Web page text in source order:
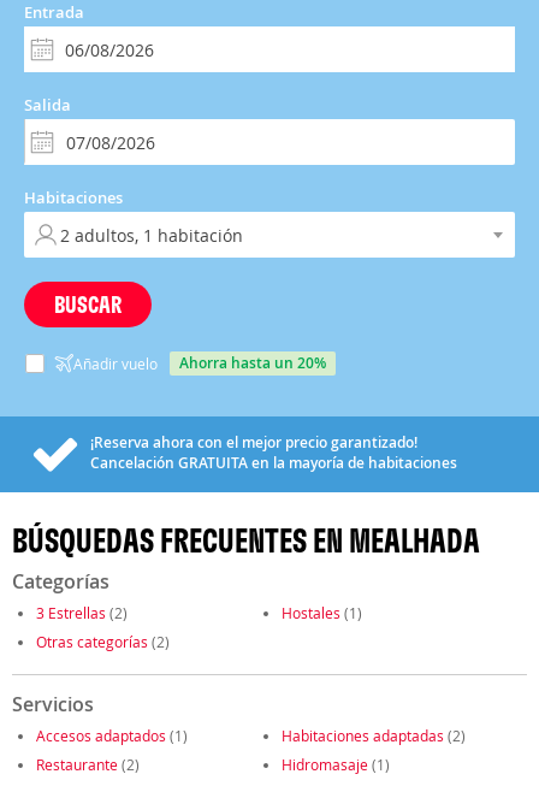
Entrada
Salida
Habitaciones
BUSCAR
Añadir vuelo ahorra hasta un 20%
¡Reserva ahora con el mejor precio garantizado!
Cancelación GRATUITAen la mayoría de habitaciones
BÚSQUEDAS FRECUENTES EN MEALHADA
Categorías
3 Estrellas (2) Hostales (1)
Otras categorías (2)
Servicios
Accesos adaptados (1) Habitaciones adaptadas (2)
Restaurante(2) Hidromasaje(1)